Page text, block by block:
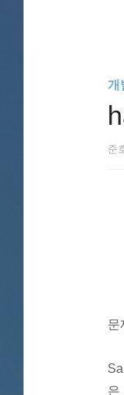
개
준
문
은